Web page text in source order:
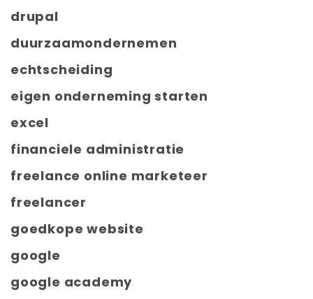
drupal
duurzaamondernemen
echtscheiding
eigen onderneming starten
excel
financiele administratie
freelance online marketeer
freelancer
goedkope website
google
google academy